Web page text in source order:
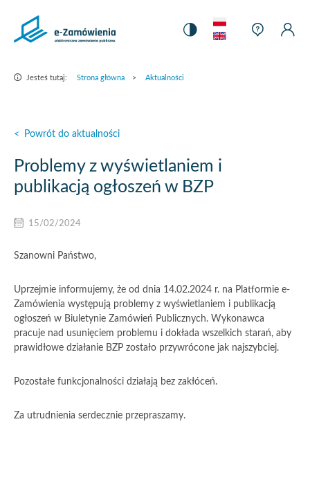
główna
e-
Ustawienia
Język
Pomoc
Pomoc
Jesteś tutaj: Strona główna > Aktualności
< Powrót do aktualności
Problemy z wyświetlaniem i
publikacją ogłoszeń w BZP
15/02/2024
Szanowni Państwo,
Uprzejmie informujemy, że od dnia 14.02.2024 r. na Platformie e-
Zamówienia występują problemy z wyświetlaniem i publikacją
ogłoszeń w Biuletynie Zamówień Publicznych. Wykonawca
pracuje nad usunięciem problemu i dokłada wszelkich starań, aby
prawidłowe działanie BZP zostało przywrócone jak najszybciej.
Pozostałe funkcjonalności działają bez zakłóceń.
Za utrudnienia serdecznie przepraszamy.